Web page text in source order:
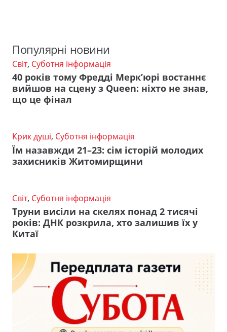
Популярні новини
Світ, Суботня інформація
40 років тому Фредді Мерк’юрі востаннє
вийшов на сцену з Queen: ніхто не знав,
що це фінал
Крик душі, Суботня інформація
Їм назавжди 21–23: сім історій молодих
захисників Житомирщини
Світ, Суботня інформація
Труни висіли на скелях понад 2 тисячі
років: ДНК розкрила, хто залишив їх у
Китаї